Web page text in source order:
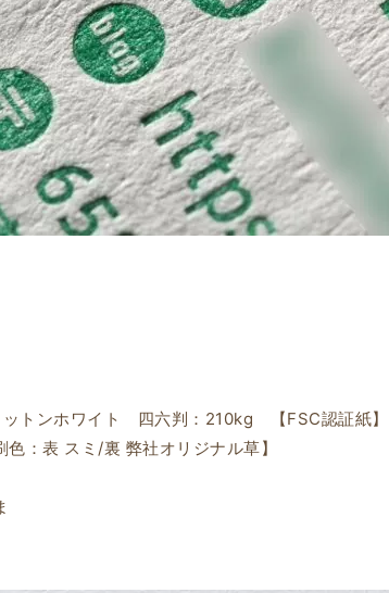
トンホワイト 四六判：210kg 【FSC認証紙】
：表 スミ/裏 弊社オリジナル草】